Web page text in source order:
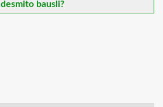
desmito bausli?